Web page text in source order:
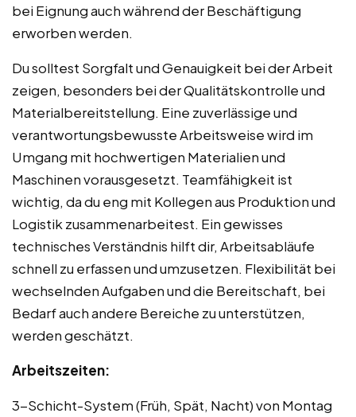
bei Eignung auch während der Beschäftigung
erworben werden.
Du solltest Sorgfalt und Genauigkeit bei der Arbeit
zeigen, besonders bei der Qualitätskontrolle und
Materialbereitstellung. Eine zuverlässige und
verantwortungsbewusste Arbeitsweise wird im
Umgang mit hochwertigen Materialien und
Maschinen vorausgesetzt. Teamfähigkeit ist
wichtig, da du eng mit Kollegen aus Produktion und
Logistik zusammenarbeitest. Ein gewisses
technisches Verständnis hilft dir, Arbeitsabläufe
schnell zu erfassen und umzusetzen. Flexibilität bei
wechselnden Aufgaben und die Bereitschaft, bei
Bedarf auch andere Bereiche zu unterstützen,
werden geschätzt.
Arbeitszeiten:
3-Schicht-System (Früh, Spät, Nacht) von Montag